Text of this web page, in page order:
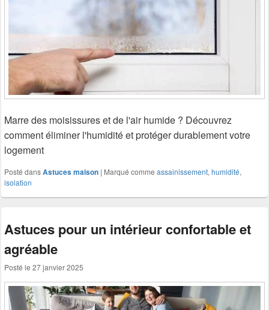
Marre des moisissures et de l'air humide ? Découvrez
comment éliminer l'humidité et protéger durablement votre
logement
Posté dansAstuces maison | Marqué comme assainissement, humidité,
isolation
Astuces pour un intérieur confortable et
agréable
Posté le 27 janvier 2025